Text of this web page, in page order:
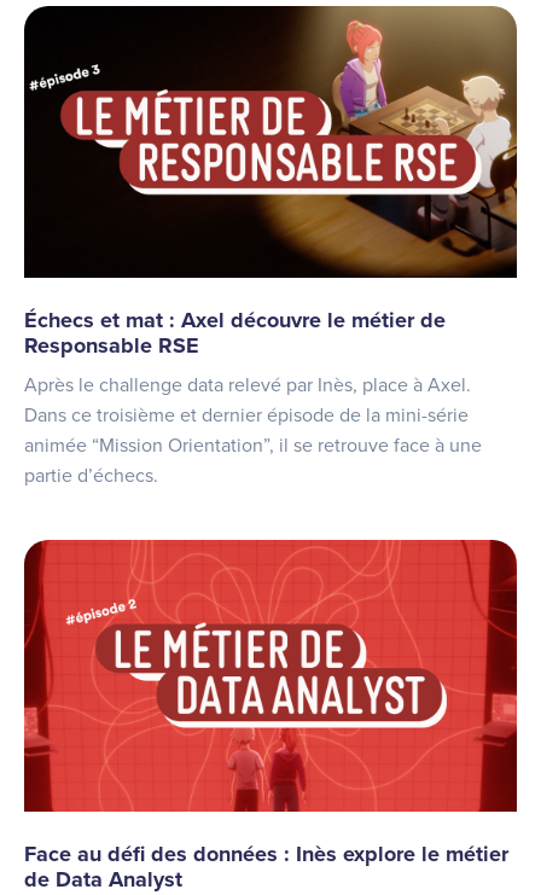
Échecs et mat : Axel découvre le métier de
Responsable RSE
Après le challenge data relevé par Inès, place à Axel.
Dans ce troisième et dernier épisode de la mini-série
animée “Mission Orientation”, il se retrouve face à une
partie d’échecs.
Face au défi des données : Inès explore le métier
de Data Analyst